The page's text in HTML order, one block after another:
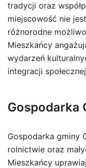
tradycji oraz
miejscowość nie
różnorodne
Mieszkańcy
wydarzeń
integracji
Gospodarka
Gospodarka gminy
rolnictwie oraz
Mieszkańcy